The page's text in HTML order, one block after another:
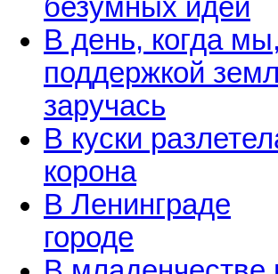
безумных идей
В день, когда
поддержкой
заручась
В куски
корона
В Ленинграде
городе